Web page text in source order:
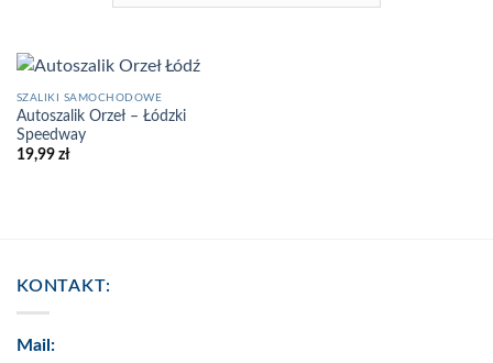
SZALIKI SAMOCHODOWE
Autoszalik Orzeł – Łódzki
Speedway
19,99 zł
KONTAKT:
Mail: